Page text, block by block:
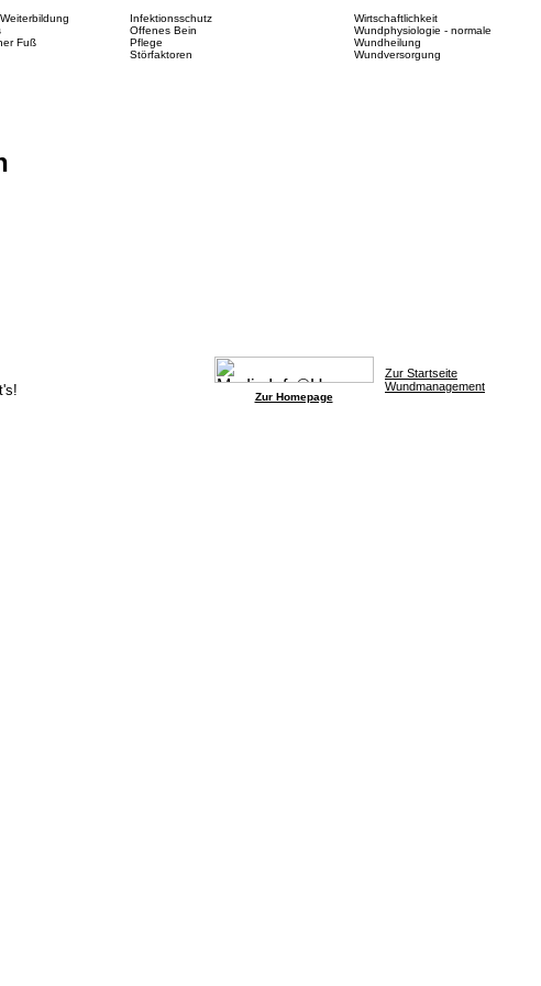
Fuß
Infektionsschutz
Offenes Bein
Pflege
Störfaktoren
Wirtschaftlichkeit
Wundphysiologie - normale
Wundheilung
Wundversorgung
Zur Homepage
Zur Startseite
Wundmanagement